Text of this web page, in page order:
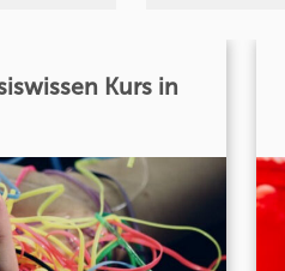
Kurs in